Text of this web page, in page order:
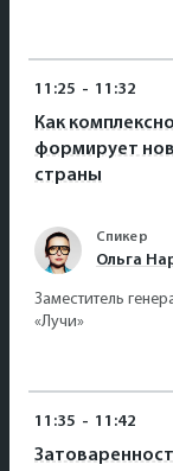
11:25 - 11:32
Как
формирует
страны
Спикер
Ольга
Заместитель
«Лучи»
11:35 - 11:42